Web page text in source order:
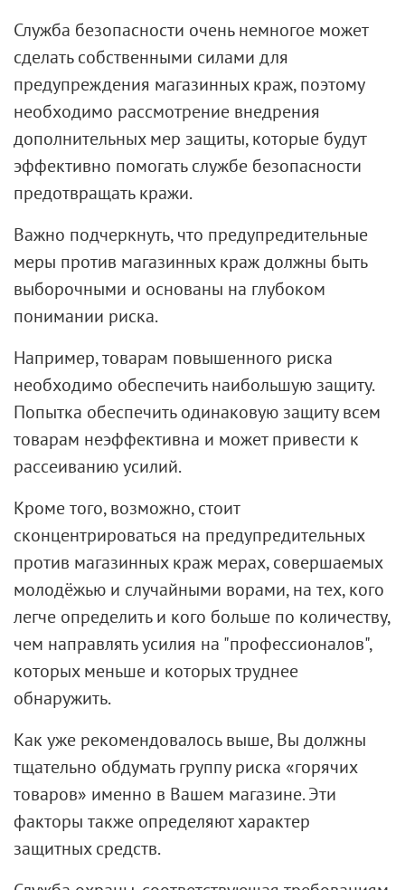
Служба безопасности очень немногое может
сделать собственными силами для
предупреждения магазинных краж, поэтому
необходимо рассмотрение внедрения
дополнительных мер защиты, которые будут
эффективно помогать службе безопасности
предотвращать кражи.
Важно подчеркнуть, что предупредительные
меры против магазинных краж должны быть
выборочными и основаны на глубоком
понимании риска.
Например, товарам повышенного риска
необходимо обеспечить наибольшую защиту.
Попытка обеспечить одинаковую защиту всем
товарам неэффективна и может привести к
рассеиванию усилий.
Кроме того, возможно, стоит
сконцентрироваться на предупредительных
против магазинных краж мерах, совершаемых
молодёжью и случайными ворами, на тех, кого
легче определить и кого больше по количеству,
чем направлять усилия на "профессионалов",
которых меньше и которых труднее
обнаружить.
Как уже рекомендовалось выше, Вы должны
тщательно обдумать группу риска «горячих
товаров» именно в Вашем магазине. Эти
факторы также определяют характер
защитных средств.